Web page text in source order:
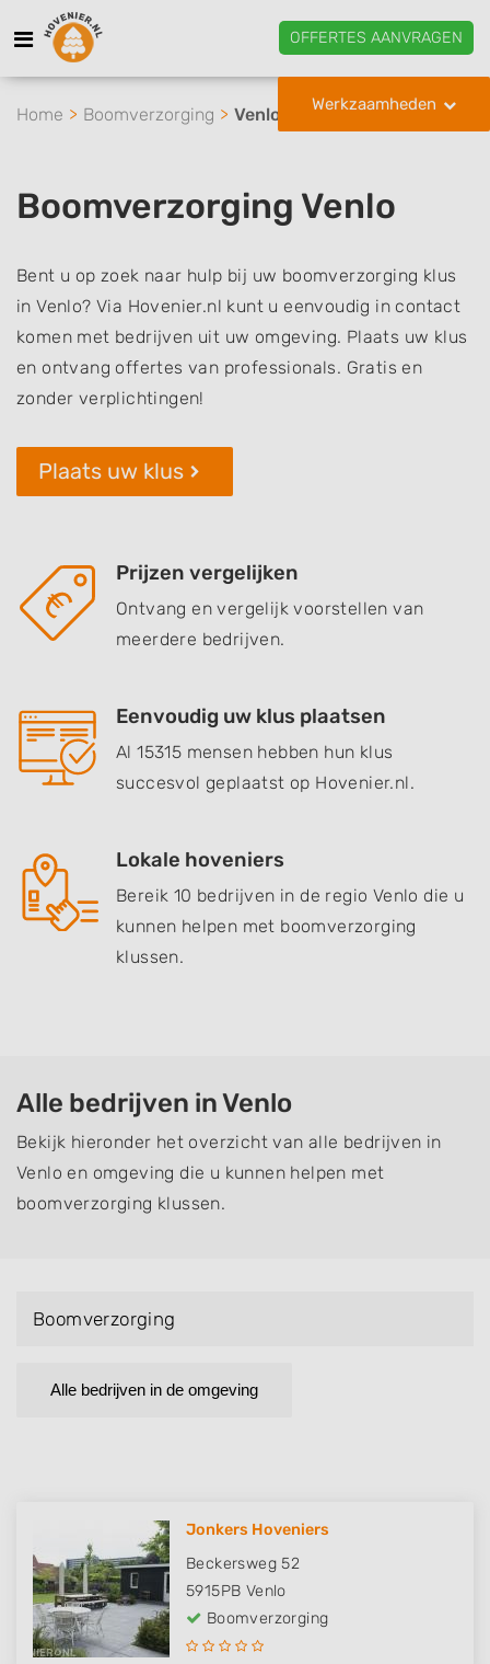
OFFERTES AANVRAGEN
Werkzaamheden
Home Boomverzorging Venlo
Boomverzorging Venlo
Bent u op zoek naar hulp bij uw boomverzorging klus
in Venlo? Via Hovenier.nl kunt u eenvoudig in contact
komen met bedrijven uit uw omgeving. Plaats uw klus
en ontvang offertes van professionals. Gratis en
zonder verplichtingen!
Plaats uw klus
Prijzen vergelijken
Ontvang en vergelijk voorstellen van
meerdere bedrijven.
Eenvoudig uw klus plaatsen
Al 15315 mensen hebben hun klus
succesvol geplaatst op Hovenier.nl.
Lokale hoveniers
Bereik 10 bedrijven in de regio Venlo die u
kunnen helpen met boomverzorging
klussen.
Alle bedrijven in Venlo
Bekijk hieronder het overzicht van alle bedrijven in
Venlo en omgeving die u kunnen helpen met
boomverzorging klussen.
Boomverzorging
Alle bedrijven in de omgeving
Jonkers Hoveniers
Beckersweg 52
5915PB Venlo
Boomverzorging